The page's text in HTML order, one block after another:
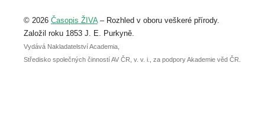
abstraktu přihlášené přednášky nebo
posteru je už 30. června.
© 2026 Časopis ŽIVA– Rozhled v oboru veškeré přírody.
Založil roku 1853 J. E. Purkyně.
Vydává Nakladatelství Academia,
Středisko společných činností AV ČR, v. v. i., za podpory Akademie věd ČR.